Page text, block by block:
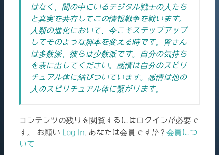
はなく、闇の中にいるデジタル戦士の人たち
と真実を共有してこの情報戦争を戦います。
人類の進化において、今こそステップアップ
してそのような脚本を変える時です。皆さん
は多数派、彼らは少数派です。自分の気持ち
を表に出してください。感情は自分のスピリ
チュアル体に結びついています。感情は他の
人のスピリチュアル体に繋がります。
コンテンツの残りを閲覧するにはログインが必要で
す。 お願い Log In . あなたは会員ですか ? 会員につ
いて